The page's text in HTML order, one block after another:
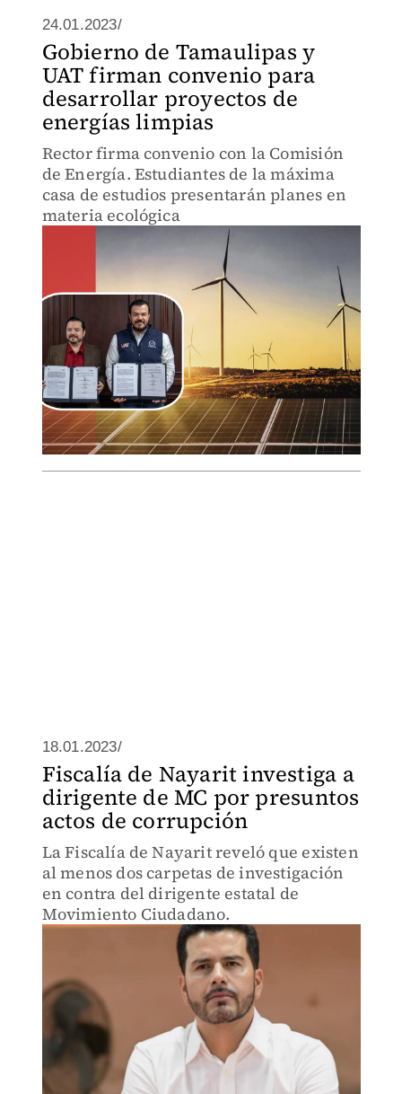
24.01.2023/
Gobierno de Tamaulipas y
UAT firman convenio para
desarrollar proyectos de
energías limpias
Rector firma convenio con la Comisión
de Energía. Estudiantes de la máxima
casa de estudios presentarán planes en
materia ecológica
18.01.2023/
Fiscalía de Nayarit investiga a
dirigente de MC por presuntos
actos de corrupción
La Fiscalía de Nayarit reveló que existen
al menos dos carpetas de investigación
en contra del dirigente estatal de
Movimiento Ciudadano.